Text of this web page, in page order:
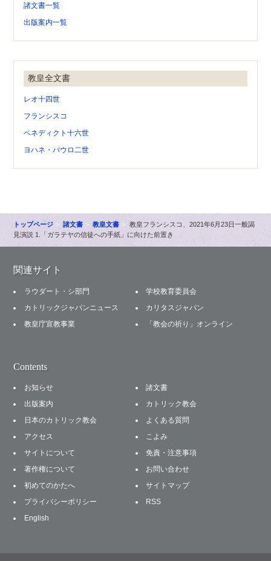
諸文書一覧
出版案内一覧
教皇全文書
レオ十四世
フランシスコ
ベネディクト十六世
ヨハネ・パウロ二世
トップページ 諸文書 教皇文書
教皇フランシスコ、2021年6月23日一般謁
見演説 1.「ガラテヤの信徒への手紙」に向けた前置き
関連サイト
ラウダート・シ部門
学校教育委員会
カトリックジャパンニュース
カリタスジャパン
教皇庁宣教事業
「教会の祈り」オンライン
Contents
お知らせ
諸文書
出版案内
カトリック教会
日本のカトリック教会
よくある質問
アクセス
こよみ
サイトについて
免責・注意事項
著作権について
お問い合わせ
初めてのかたへ
サイトマップ
プライバシーポリシー
RSS
English